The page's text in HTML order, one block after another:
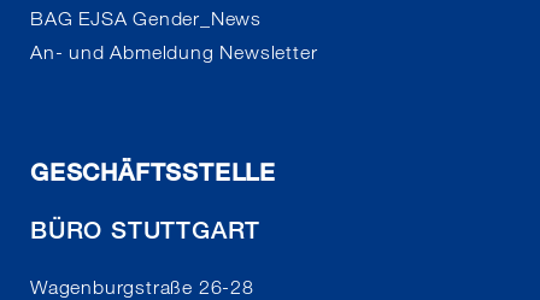
BAG EJSA Gender_News
An- und Abmeldung Newsletter
GESCHÄFTSSTELLE
BÜRO STUTTGART
Wagenburgstraße 26-28